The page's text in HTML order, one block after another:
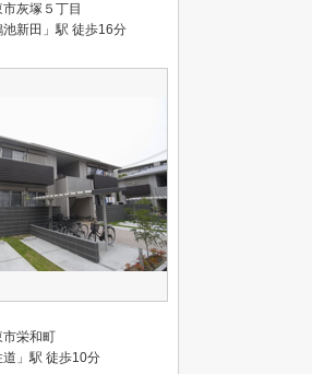
灰塚５丁目
池新田」駅 徒歩16分
市栄和町
道」駅 徒歩10分